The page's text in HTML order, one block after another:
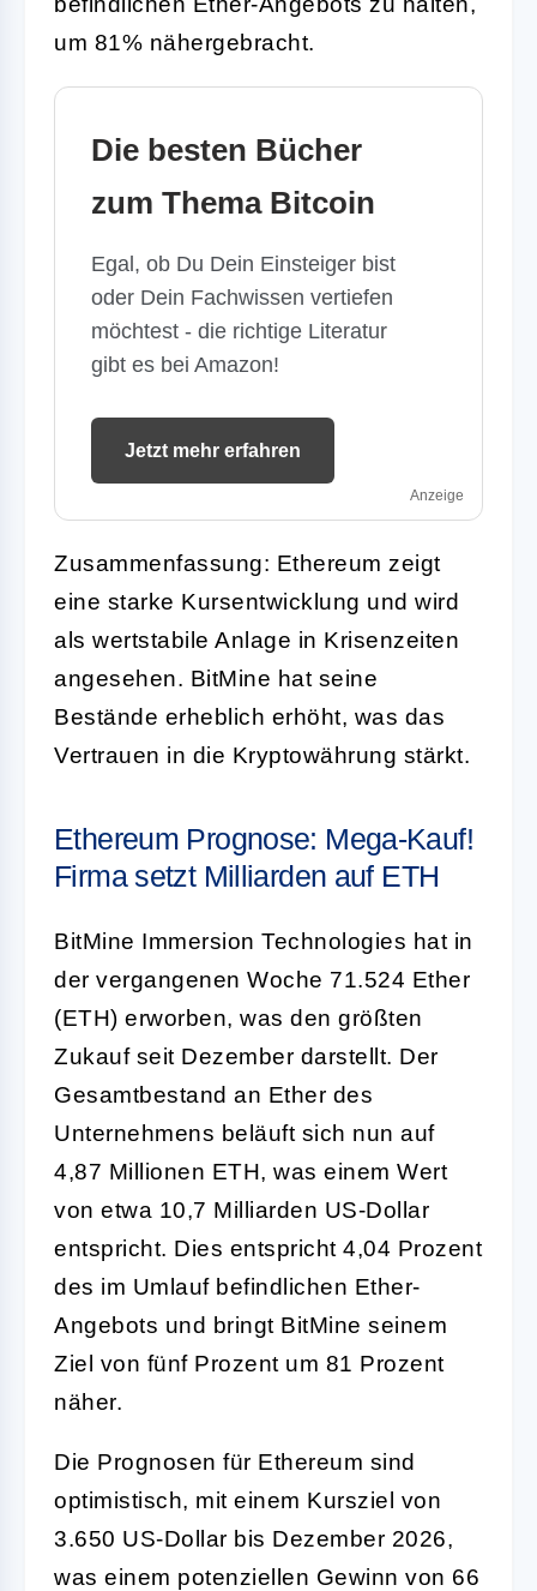
um 81% nähergebracht.
Die besten Bücher
zum Thema Bitcoin
Egal, ob Du Dein Einsteiger bist
oder Dein Fachwissen vertiefen
möchtest - die richtige Literatur
gibt es bei Amazon!
Jetzt mehr erfahren
Anzeige
Zusammenfassung: Ethereum zeigt
eine starke Kursentwicklung und wird
als wertstabile Anlage in Krisenzeiten
angesehen. BitMine hat seine
Bestände erheblich erhöht, was das
Vertrauen in die Kryptowährung stärkt.
Ethereum Prognose: Mega-Kauf!
Firma setzt Milliarden auf ETH
BitMine Immersion Technologies hat in
der vergangenen Woche 71.524 Ether
(ETH) erworben, was den größten
Zukauf seit Dezember darstellt. Der
Gesamtbestand an Ether des
Unternehmens beläuft sich nun auf
4,87 Millionen ETH, was einem Wert
von etwa 10,7 Milliarden US-Dollar
entspricht. Dies entspricht 4,04 Prozent
des im Umlauf befindlichen Ether-
Angebots und bringt BitMine seinem
Ziel von fünf Prozent um 81 Prozent
näher.
Die Prognosen für Ethereum sind
optimistisch, mit einem Kursziel von
3.650 US-Dollar bis Dezember 2026,
was einem potenziellen Gewinn von 66